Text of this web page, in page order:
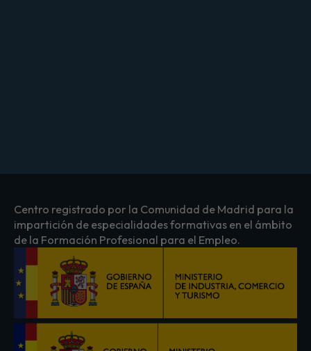
Centro registrado por la Comunidad de Madrid para la
impartición de especialidades formativas en el ámbito
de la Formación Profesional para el Empleo.